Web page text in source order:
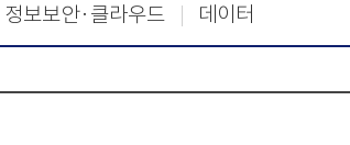
정보보안·클라우드 데이터